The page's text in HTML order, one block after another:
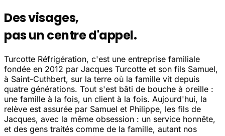
Des visages,
pas un centre d'appel.
Turcotte Réfrigération, c'est une entreprise familiale
fondée en 2012 par Jacques Turcotte et son fils Samuel,
à Saint-Cuthbert, sur la terre où la famille vit depuis
quatre générations. Tout s'est bâti de bouche à oreille :
une famille à la fois, un client à la fois. Aujourd'hui, la
relève est assurée par Samuel et Philippe, les fils de
Jacques, avec la même obsession : un service honnête,
et des gens traités comme de la famille, autant nos